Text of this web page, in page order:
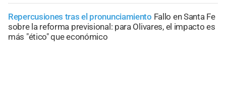
Repercusiones tras el pronunciamiento Fallo en Santa Fe
sobre la reforma previsional: para Olivares, el impacto es
más "ético" que económico